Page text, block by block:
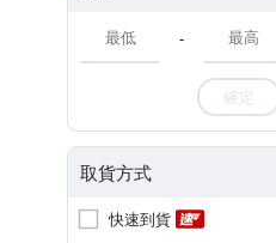
-
確定
取貨方式
快速到貨